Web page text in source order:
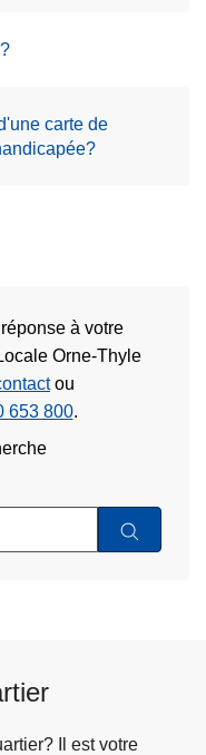
carte de
à votre
Orne-Thyle
ou
653 800.
Il est votre